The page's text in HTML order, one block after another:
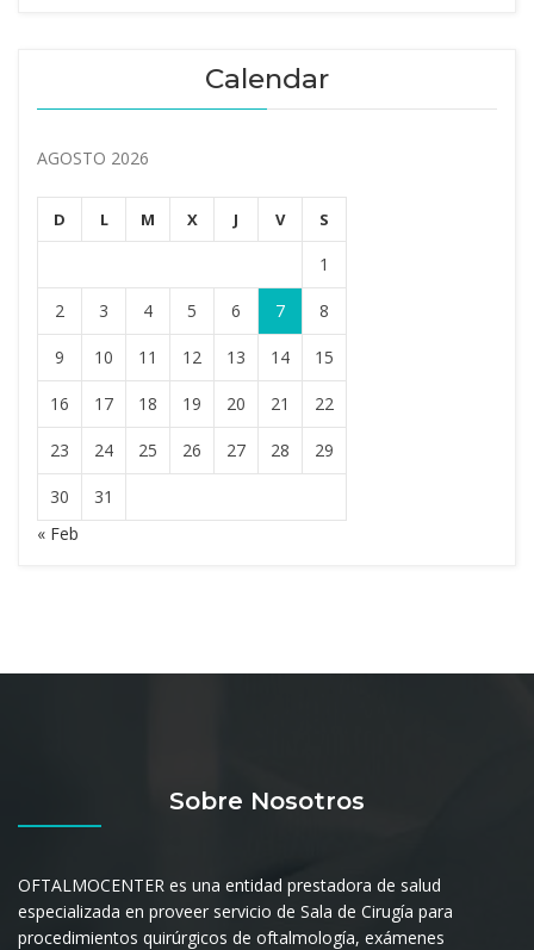
Calendar
AGOSTO 2026
D L M X J V S
1
2 3 4 5 6 7 8
9 10 11 12 13 14 15
16 17 18 19 20 21 22
23 24 25 26 27 28 29
30
31
« Feb
Sobre Nosotros
OFTALMOCENTER es una entidad prestadora de salud
especializada en proveer servicio de Sala de Cirugía para
procedimientos quirúrgicos de oftalmología, exámenes